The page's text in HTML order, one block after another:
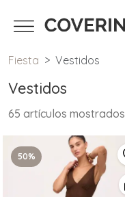
Fiesta Vestidos
Vestidos
65 artículos mostrados
50%